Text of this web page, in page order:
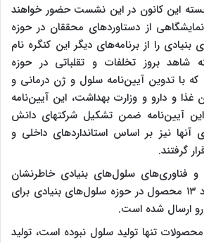
این کانون در این نشست حضور خواهند
از دستاوردهای محققان در حوزه
را از برنامه‌های دیگر این کنگره نام
بروز تخلفات و تقلباتی در حوزه
با تدوین آیین‌نامه سلول و ژن درمانی و
غذا و دارو و وزارت بهداشت، این آیین‌نامه
آیین‌نامه ضمن تشکیل شرکتهای دانش
آنها نیز بر اساس استانداردهای داخلی و
گرفتند.
و فناوری‌های سلول‌های بنیادی خاطرنشان
کرد: در حال حاضر حدود ۱۳ محصول در حوزه سلول‌های بنیادی برای
ارسال شده است.
تنها تولید سلول نبوده است، تولید